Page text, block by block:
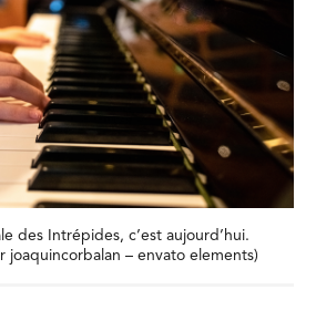
des Intrépides, c’est aujourd’hui.
joaquincorbalan – envato elements)